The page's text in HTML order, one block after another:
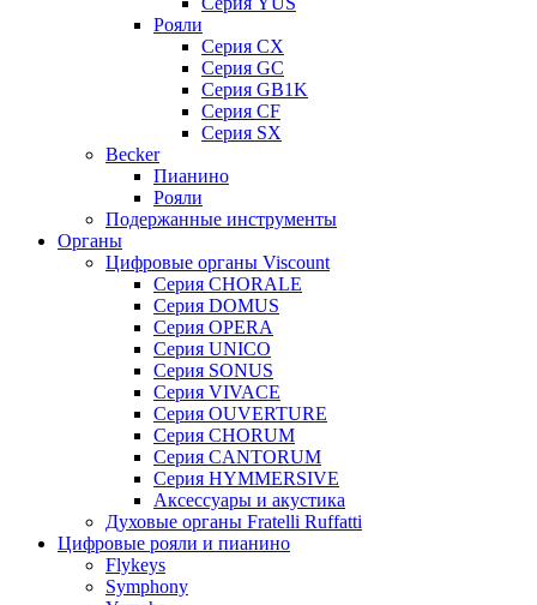
Рояли
Серия CX
Серия GC
Серия GB1K
Серия CF
Серия SX
Becker
Пианино
Рояли
Подержанные инструменты
Органы
Цифровые органы Viscount
Серия CHORALE
Серия DOMUS
Серия OPERA
Серия UNICO
Серия SONUS
Серия VIVACE
Серия OUVERTURE
Серия CHORUM
Серия CANTORUM
Серия HYMMERSIVE
Аксессуары и акустика
Духовые органы Fratelli Ruffatti
Цифровые рояли и пианино
Flykeys
Symphony